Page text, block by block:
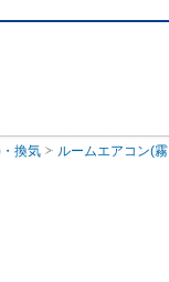
換気 ルームエアコン(